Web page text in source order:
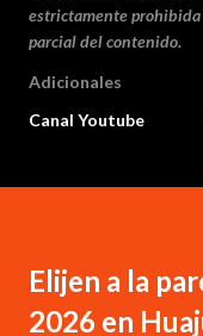
estrictamente
parcial del contenido.
Adicionales
Canal Youtube
Elijen a la
2026 en